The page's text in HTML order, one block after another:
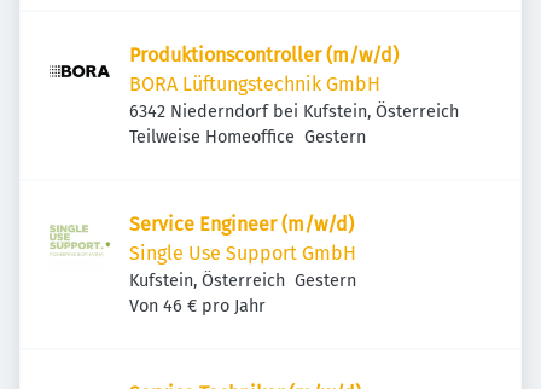
Produktionscontroller (m/w/d)
BORA Lüftungstechnik GmbH
6342 Niederndorf bei Kufstein, Österreich
Teilweise Homeoffice Veröffentlicht
Gestern
Service Engineer (m/w/d)
Single Use Support GmbH
Kufstein, Österreich Veröffentlicht
Gestern
Von 46 € pro Jahr